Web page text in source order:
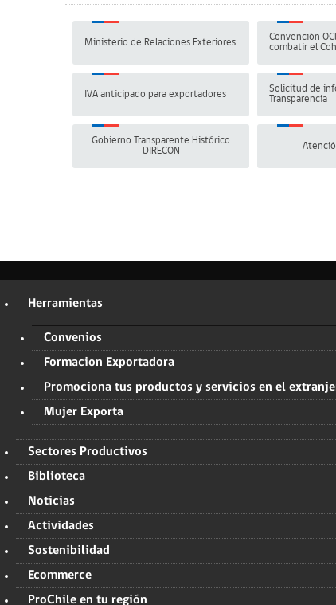
Ministerio de Relaciones Exteriores
Convención
combatir el
IVA anticipado para exportadores
Solicitud de
Transparencia
Gobierno Transparente Histórico
DIRECON
Herramientas
Convenios
Formacion Exportadora
Promociona tus productos y servicios en el
Mujer Exporta
Sectores Productivos
Biblioteca
Noticias
Actividades
Sostenibilidad
Ecommerce
ProChile en tu región